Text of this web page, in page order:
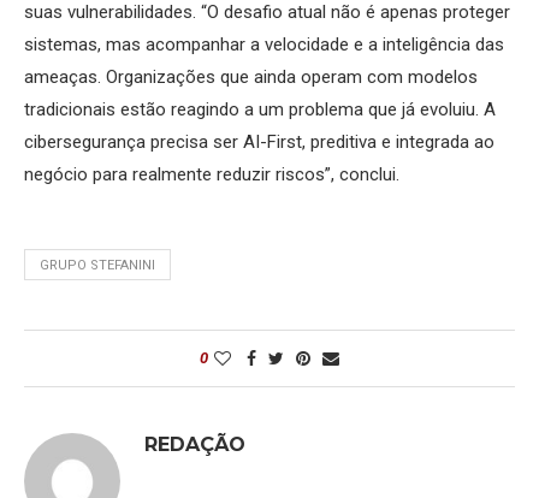
suas vulnerabilidades. “O desafio atual não é apenas proteger
sistemas, mas acompanhar a velocidade e a inteligência das
ameaças. Organizações que ainda operam com modelos
tradicionais estão reagindo a um problema que já evoluiu. A
cibersegurança precisa ser AI-First, preditiva e integrada ao
negócio para realmente reduzir riscos”, conclui.
GRUPO STEFANINI
0
REDAÇÃO